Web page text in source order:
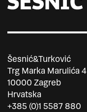
Šesnić&Turković
Trg Marka Marulića 4
10000 Zagreb
Hrvatska
+385 (0)1 5587 880